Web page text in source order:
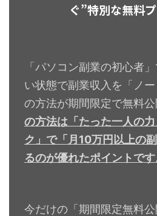
ぐ”特別な無料
「パソコン副業の初心者
い状態で副業収入を「ノ
の方法が期間限定で無料公
の方法は「たった一人の
ク」で「月10万円以上の
るのが優れたポイントです
今だけの「期間限定無料